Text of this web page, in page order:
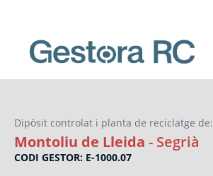
Dipòsit controlat i planta de reciclatge de:
Montoliu de Lleida - Segrià
CODI GESTOR: E-1000.07